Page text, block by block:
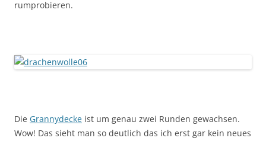
rumprobieren.
Die Grannydecke ist um genau zwei Runden gewachsen.
Wow! Das sieht man so deutlich das ich erst gar kein neues